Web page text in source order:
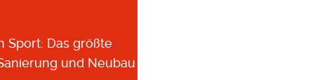
Sport: Das größte
und Neubau